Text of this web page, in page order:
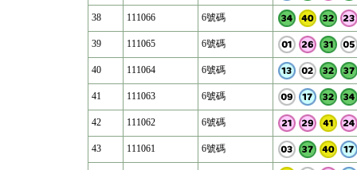
38 111066 6號碼
39 111065 6號碼
40 111064 6號碼
41 111063 6號碼
42 111062 6號碼
43 111061 6號碼